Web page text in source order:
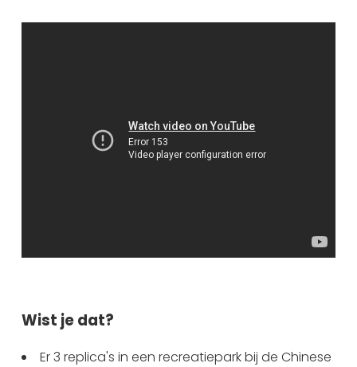
Wist je dat?
Er 3 replica's in een recreatiepark bij de Chinese